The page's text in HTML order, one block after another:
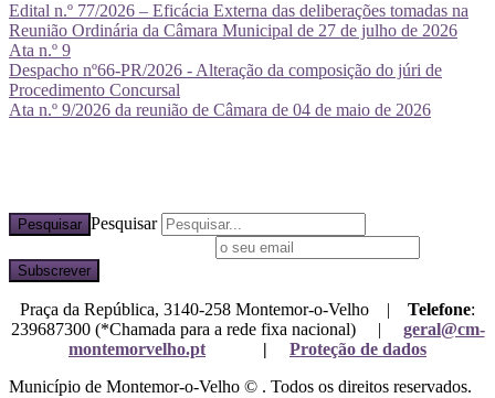
Edital n.º 77/2026 – Eficácia Externa das deliberações tomadas na
Reunião Ordinária da Câmara Municipal de 27 de julho de 2026
Ata n.º 9
Despacho nº66-PR/2026 - Alteração da composição do júri de
Procedimento Concursal
Ata n.º 9/2026 da reunião de Câmara de 04 de maio de 2026
Pesquisar Pesquisar
Praça da República, 3140-258 Montemor-o-Velho | Telefone:
239687300 (*Chamada para a rede fixa nacional) | geral@cm-
montemorvelho.pt
| Proteção de dados
Município de Montemor-o-Velho © . Todos os direitos reservados.